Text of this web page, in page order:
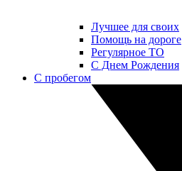
Лучшее для своих
Помощь на дороге
Регулярное ТО
С Днем Рождения
С пробегом